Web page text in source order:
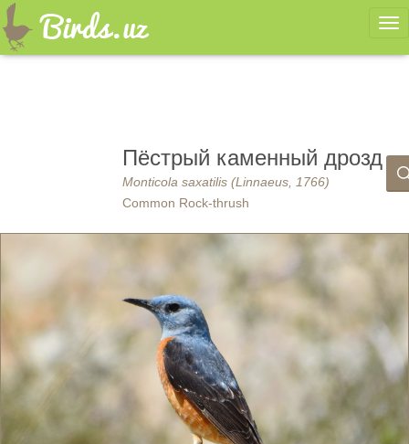
Пёстрый каменный дрозд
Monticola saxatilis (Linnaeus, 1766)
Common Rock-thrush